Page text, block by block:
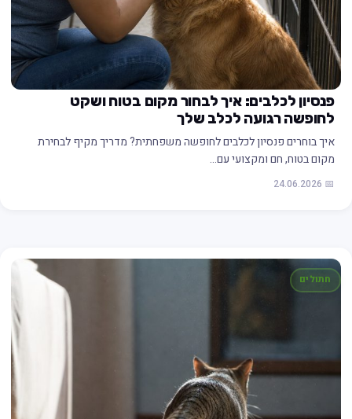
פנסיון לכלבים: איך לבחור מקום בטוח ושקט
לחופשה רגועה לכלב שלך
איך בוחרים פנסיון לכלבים לחופשה משפחתית? מדריך מקיף לבחירת
מקום בטוח, חם ומקצועי עם…
📅 24.06.2026
חתולים